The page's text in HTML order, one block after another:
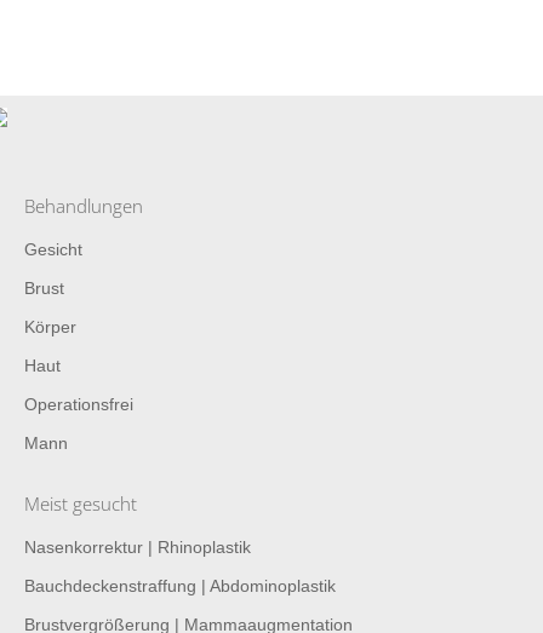
Behandlungen
Gesicht
Brust
Körper
Haut
Operationsfrei
Mann
Meist gesucht
Nasenkorrektur | Rhinoplastik
Bauchdeckenstraffung | Abdominoplastik
Brustvergrößerung | Mammaaugmentation